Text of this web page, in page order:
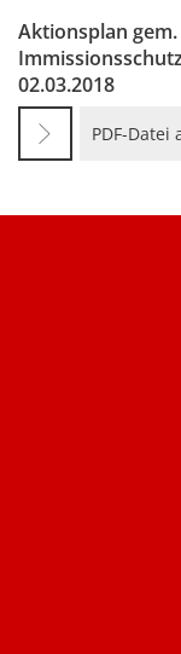
Aktionsplan gem.
02.03.2018
PDF-